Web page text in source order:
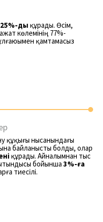
25%-ды құрады. Өсім,
көлемінің 77%-
қамтамасыз
құқығы нысанындағы
байланысты болды, олар
құрады. Айналымнан тыс
бойынша 3%-ға
тиесілі.